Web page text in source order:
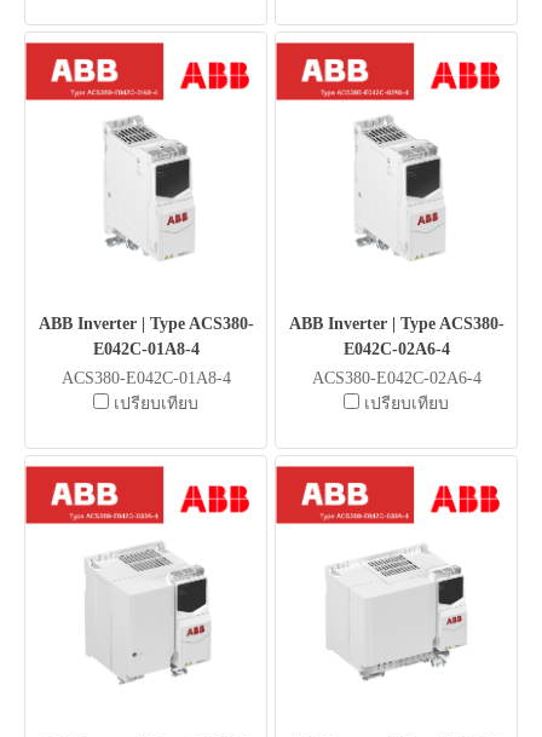
ABB Inverter | Type ACS380-
E042C-01A8-4
ACS380-E042C-01A8-4
เปรียบเทียบ
ABB Inverter | Type ACS380-
E042C-02A6-4
ACS380-E042C-02A6-4
เปรียบเทียบ